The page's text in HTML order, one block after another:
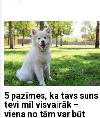
5 pazīmes, ka tavs suns
tevi mīl visvairāk –
viena no tām var būt